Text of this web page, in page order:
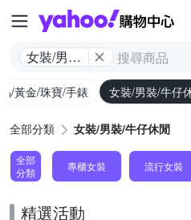
女裝/男裝/
/黃金/珠寶/手錶 女裝/男裝/牛仔
全部分類 女裝/男裝/牛仔休閒
全部
分類
專櫃女裝 流行女裝
精選活動